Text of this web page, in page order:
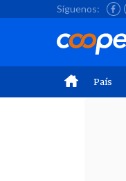
Síguenos:
País